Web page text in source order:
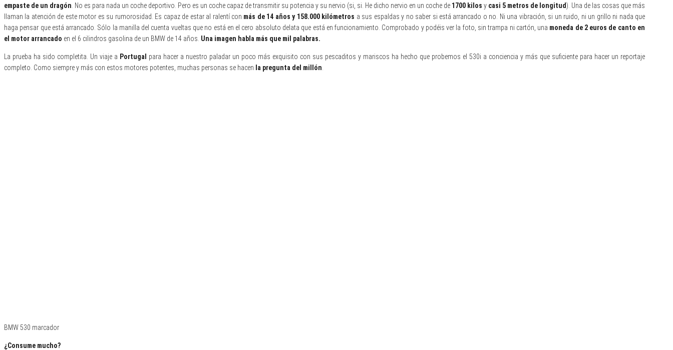
empaste de un dragón . No es para nada un coche deportivo. Pero es un coche capaz de transmitir su potencia y su nervio (si, si. He dicho nervio en un coche de 1700 kilos y casi 5 metros de longitud). Una de las cosas que más
llaman la atención de este motor es su rumorosidad. Es capaz de estar al ralentí con más de 14 años y 158.000 kilómetros a sus espaldas y no saber si está arrancado o no. Ni una vibración, si un ruido, ni un grillo ni nada que
haga pensar que está arrancado. Sólo la manilla del cuenta vueltas que no está en el cero absoluto delata que está en funcionamiento. Comprobado y podéis ver la foto, sin trampa ni cartón, una moneda de 2 euros de canto en
el motor arrancado en el 6 cilindros gasolina de un BMW de 14 años. Una imagen habla más que mil palabras.
La prueba ha sido completita. Un viaje a Portugal
para hacer a nuestro paladar un poco más exquisito con sus pescaditos y mariscos ha hecho que probemos el 530i a conciencia y más que suficiente para hacer un reportaje
completo. Como siempre y más con estos motores potentes, muchas personas se hacen la pregunta del millón
BMW 530 marcador
¿Consume mucho?